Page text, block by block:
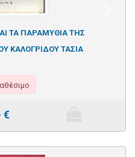
ΤΑ ΠΑΡΑΜΥΘΙΑ ΤΗΣ
ΚΑΛΟΓΡΙΔΟΥ ΤΑΣΙΑ
€